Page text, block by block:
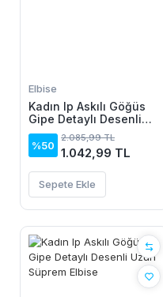
Elbise
Kadın Ip Askılı Göğüs
Gipe Detaylı Desenli
Uzun Süprem Elbise
%50
2.085,99 TL
1.042,99 TL
Sepete Ekle